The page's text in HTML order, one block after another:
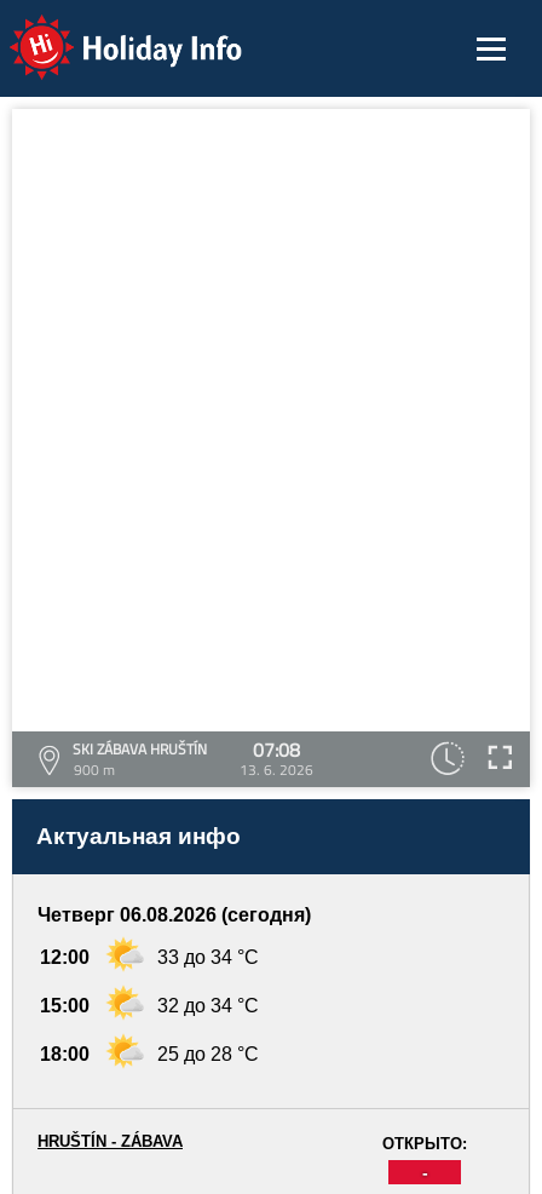
Holiday Info
SKI ZÁBAVA HRUŠTÍN
900 m
07:08
13. 6. 2026
Актуальная инфо
Четверг 06.08.2026 (сегодня)
12:00 33 до 34 °C
15:00 32 до 34 °C
18:00 25 до 28 °C
ОТКРЫТО:
-
HRUŠTÍN - ZÁBAVA